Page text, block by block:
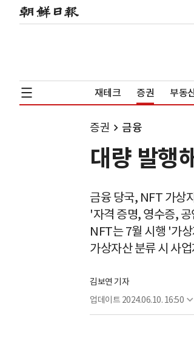
재테크 증권 부동
증권 금융
대량 발행
금융 당국, NFT 가상
'자격 증명, 영수증,
NFT는 7월 시행 '가
가상자산 분류 시 사
김보연 기자
업데이트 2024.06.10. 16:50